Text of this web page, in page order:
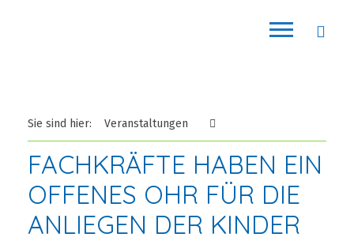
Sie sind hier: Veranstaltungen
FACHKRÄFTE HABEN EIN
OFFENES OHR FÜR DIE
ANLIEGEN DER KINDER